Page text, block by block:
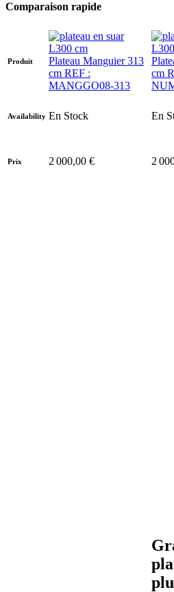
Comparaison rapide
Produit
Plateau Manguier 313
cm REF :
MANGGO08-313
cm
Availability En Stock En
Prix 2 000,00 € 2